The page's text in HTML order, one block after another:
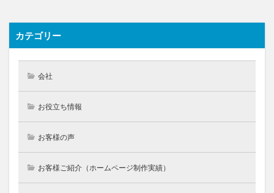
カテゴリー
会社
お役立ち情報
お客様の声
お客様ご紹介（ホームページ制作実績）